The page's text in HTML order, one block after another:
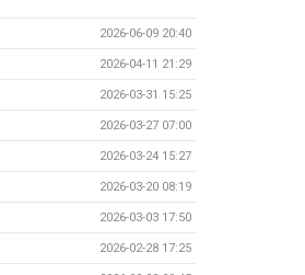
2026-06-09 20:40
2026-04-11 21:29
2026-03-31 15:25
2026-03-27 07:00
2026-03-24 15:27
2026-03-20 08:19
2026-03-03 17:50
2026-02-28 17:25